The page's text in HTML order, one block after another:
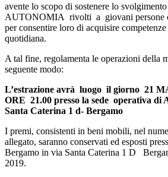
avente lo scopo di sostenere lo
AUTONOMIA rivolti a giovani persone
per consentire loro di acquisire
quotidiana.
A tal fine, regolamenta le operazioni della
seguente modo:
L’estrazione avrà luogo il giorno 21
ORE 21.00 presso la sede operativa di
Santa Caterina 1 d- Bergamo
I premi, consistenti in beni mobili, nel
allegato, saranno conservati ed esposti
Bergamo in via Santa Caterina 1 D
2019.